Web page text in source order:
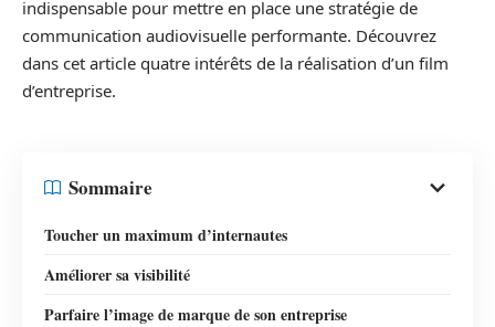
indispensable pour mettre en place une stratégie de
communication audiovisuelle performante. Découvrez
dans cet article quatre intérêts de la réalisation d’un film
d’entreprise.
Sommaire
Toucher un maximum d’internautes
Améliorer sa visibilité
Parfaire l’image de marque de son entreprise